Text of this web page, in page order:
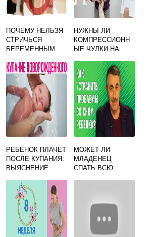
ПОЧЕМУ НЕЛЬЗЯ
СТРИЧЬСЯ
БЕРЕМЕННЫМ
ПРИМЕТА
НУЖНЫ ЛИ
КОМПРЕССИОНН
ЫЕ ЧУЛКИ НА
ВЫБРАТЬ
РАЗМЕР, КАК
ОДЕТЬ И КОГДА
СНИМАТЬ?
РЕБЁНОК ПЛАЧЕТ
ПОСЛЕ КУПАНИЯ:
ВЫЯСНЕНИЕ
ПРИЧИН
БЕСПОКОЙНОГО
ПОВЕДЕНИЯ
МОЖЕТ ЛИ
МЛАДЕНЕЦ
СПАТЬ ВСЮ
КОНСУЛЬТАНТОВ
ПО СНУ И
ГРУДНОМУ
ВСКАРМЛИВАНИ